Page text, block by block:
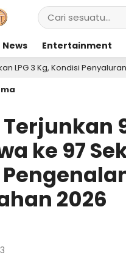
News Entertainment
Sulawesi Selatan
Terjunkan
ke 97
2026